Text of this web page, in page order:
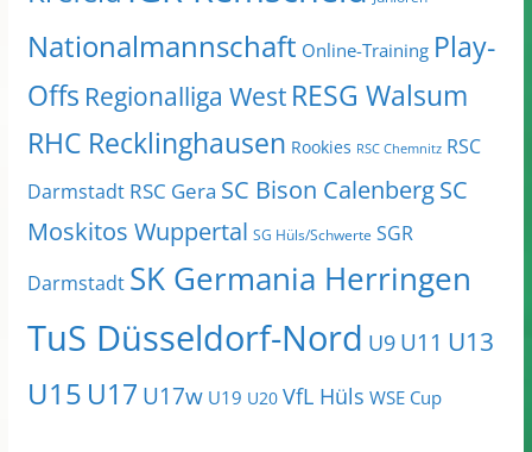
Nationalmannschaft Online-Training Play-
Offs Regionalliga West RESG Walsum
RHC Recklinghausen Rookies RSC Chemnitz RSC
Darmstadt RSC Gera SC Bison CalenbergSC
Moskitos Wuppertal SG Hüls/Schwerte SGR
Darmstadt SK Germania Herringen
TuS Düsseldorf-Nord U9 U11 U13
U15 U17 U17w U19 U20 VfL Hüls WSE Cup